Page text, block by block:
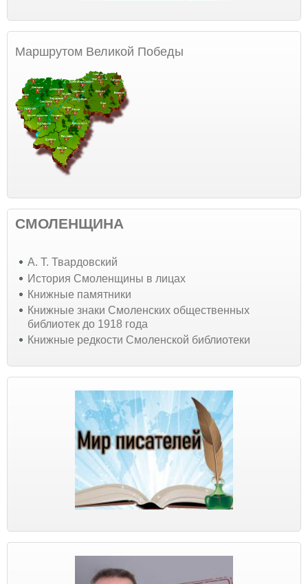
Маршрутом Великой Победы
СМОЛЕНЩИНА
А. Т. Твардовский
История Смоленщины в лицах
Книжные памятники
Книжные знаки Смоленских общественных
библиотек до 1918 года
Книжные редкости Смоленской библиотеки